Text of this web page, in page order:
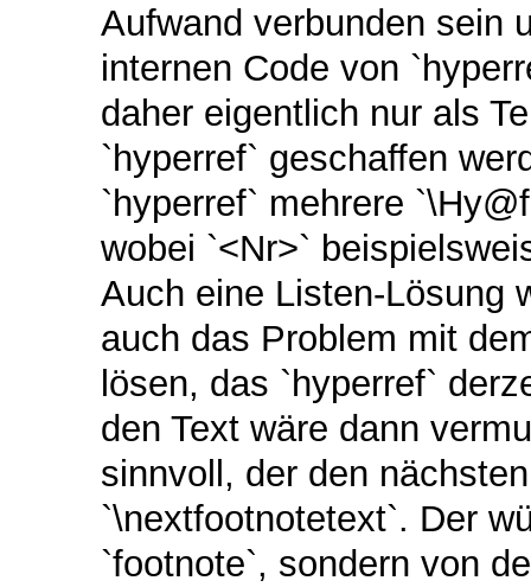
Aufwand verbunden sein
internen Code von
daher eigentlich nur als
`hyperref` geschaffen
`hyperref` mehrere
wobei `<Nr>`
Auch eine Listen-Lösung
auch das Problem mit
lösen, das `hyperref`
den Text wäre dann
sinnvoll, der den
`\nextfootnotetext`. Der
`footnote`, sondern von